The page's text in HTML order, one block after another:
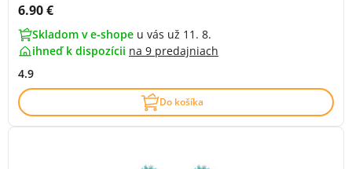
Cena s DPH:
6.90 €
Skladom v e-shope u vás už 11. 8.
ihneď k dispozícii na 9 predajniach
4.9
Do košíka